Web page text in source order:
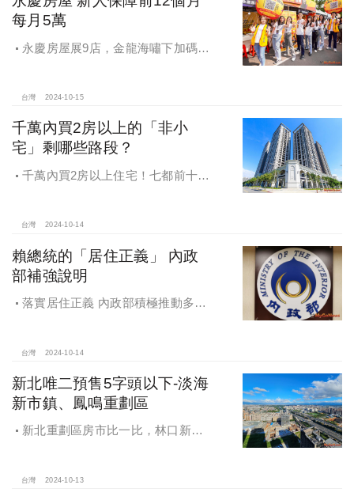
每月5萬
永慶房屋展9店，金龍海嘯下加碼員
福感，看得到更領得到！業務新人保
障前12個月每月5萬
台灣 2024-10-15
千萬內買2房以上的「非小
宅」剩哪些路段？
千萬內買2房以上住宅！七都前十大
台灣 2024-10-14
賴總統的「居住正義」 內政
部補強說明
落實居住正義 內政部積極推動多元
台灣 2024-10-14
新北唯二預售5字頭以下-淡海
新市鎮、鳳鳴重劃區
新北重劃區房市比一比，林口新市
台灣 2024-10-13